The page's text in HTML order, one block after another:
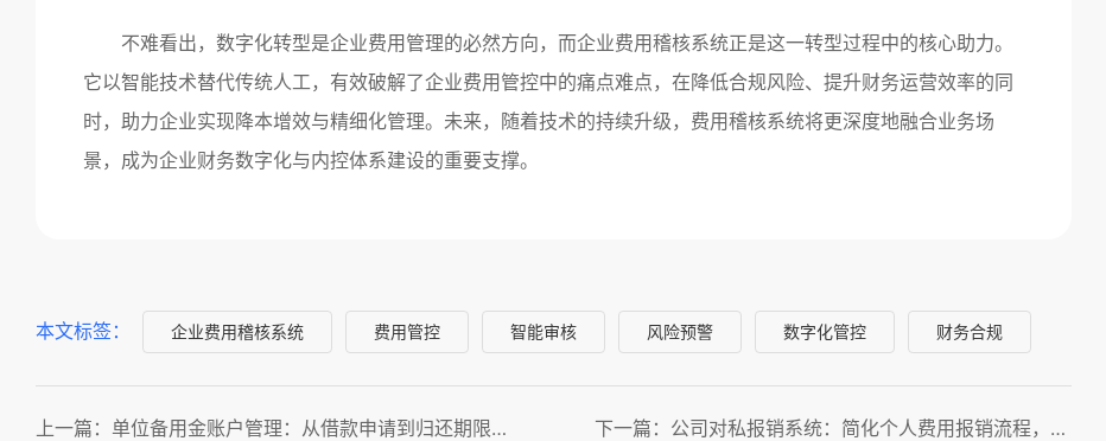
不难看出，数字化转型是企业费用管理的必然方向，而企业费用稽核系统正是这一转型过程中的核心助力。
它以智能技术替代传统人工，有效破解了企业费用管控中的痛点难点，在降低合规风险、提升财务运营效率的同
时，助力企业实现降本增效与精细化管理。未来，随着技术的持续升级，费用稽核系统将更深度地融合业务场
景，成为企业财务数字化与内控体系建设的重要支撑。
本文标签： 企业费用稽核系统 费用管控 智能审核 风险预警 数字化管控 财务合规
上一篇：单位备用金账户管理：从借款申请到归还期限全面指南 下一篇：公司对私报销系统：简化个人费用报销流程，提升财务处理效率！